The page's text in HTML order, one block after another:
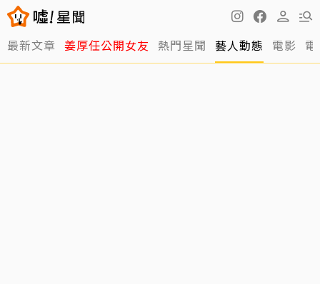
最新文章 姜厚任公開女友 熱門星聞 藝人動態 電影